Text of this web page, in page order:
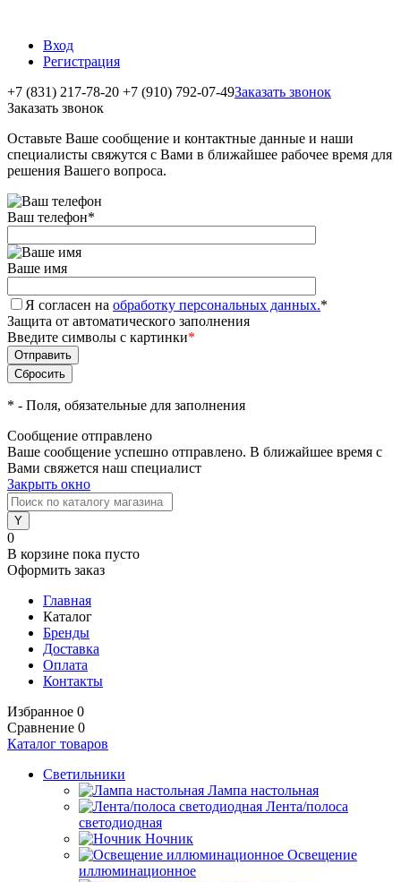
Вход
Регистрация
+7 (831) 217-78-20 +7 (910) 792-07-49Заказать звонок
Заказать звонок
Оставьте Ваше сообщение и контактные данные и наши
специалисты свяжутся с Вами в ближайшее рабочее время для
решения Вашего вопроса.
Ваш телефон*
Ваше имя
Я согласен на обработку персональных данных.*
Защита от автоматического заполнения
Введите символы с картинки*
* - Поля, обязательные для заполнения
Сообщение отправлено
Ваше сообщение успешно отправлено. В ближайшее время с
Вами свяжется наш специалист
Закрыть окно
0
В корзине пока пусто
Оформить заказ
Главная
Каталог
Бренды
Доставка
Оплата
Контакты
Избранное 0
Сравнение 0
Каталог товаров
Светильники
Лампа настольная
Лента/полоса
светодиодная
Ночник
Освещение
иллюминационное